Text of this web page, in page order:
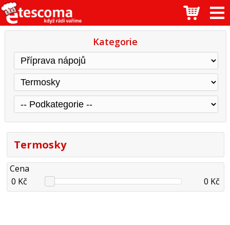
Kategorie
Termosky
Cena
0 Kč
0 Kč